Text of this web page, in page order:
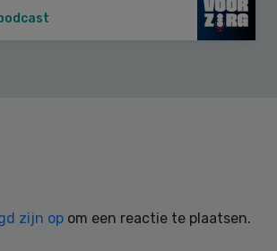
zijn op om een reactie te plaatsen.